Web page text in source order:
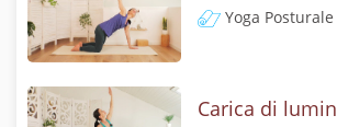
Yoga Posturale